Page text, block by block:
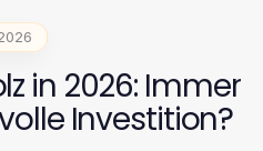
in 2026: Immer
Investition?